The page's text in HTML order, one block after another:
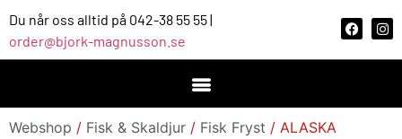
Du når oss alltid på 042-38 55 55 |
order@bjork-magnusson.se
Webshop / Fisk & Skaldjur / Fisk Fryst / ALASKA